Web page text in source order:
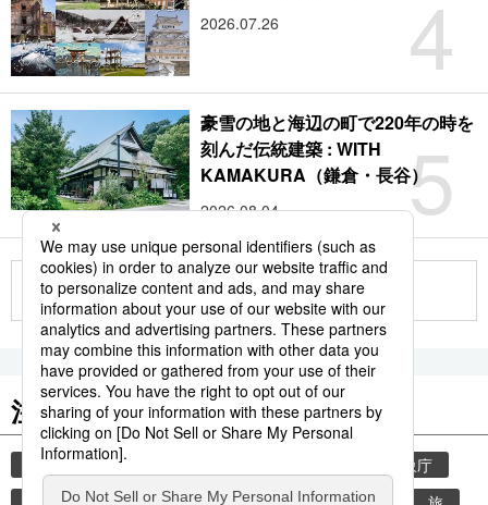
4
2026.07.26
5
豪雪の地と海辺の町で220年の時を
刻んだ伝統建築 : WITH
KAMAKURA（鎌倉・長谷）
2026.08.04
もっと見る
注目のキーワード
共同通信ニュース
気象庁